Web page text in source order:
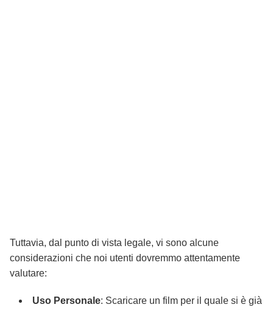
Tuttavia, dal punto di vista legale, vi sono alcune
considerazioni che noi utenti dovremmo attentamente
valutare:
Uso Personale: Scaricare un film per il quale si è già